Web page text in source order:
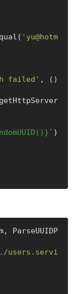
'yu@hotm
failed' ,
()
` )
users.servi